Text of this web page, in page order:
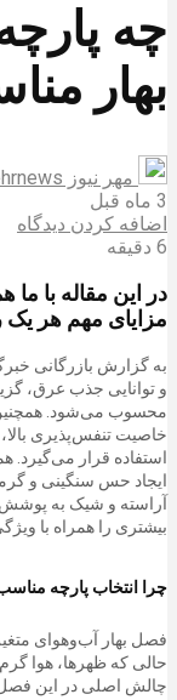
چه
بهار
مهر نیوز mehrnews
3 ماه قبل
اضافه کردن دیدگاه
6 دقیقه
در این مقاله با ما
مزایای مهم هر یک
به گزارش بازرگانی
و توانایی جذب عرق،
محسوب می‌شود. همچنین
خاصیت تنفس‌پذیری
استفاده قرار می‌گیرد.
ایجاد حس سنگینی و
آراسته و شیک به پوشش
بیشتری را همراه با
چرا انتخاب پارچه
فصل بهار آب‌وهوای
حالی که ظهرها، هوا
چالش اصلی در این